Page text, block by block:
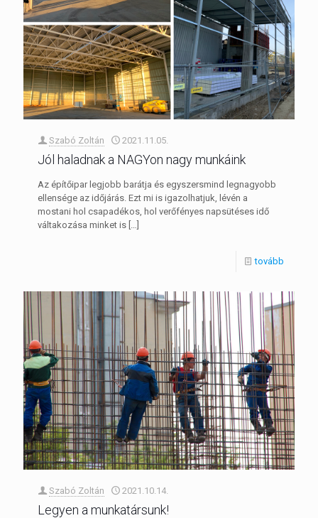
Szabó Zoltán 2021.11.05.
Jól haladnak a NAGYon nagy munkáink
Az építőipar legjobb barátja és egyszersmind legnagyobb
ellensége az időjárás. Ezt mi is igazolhatjuk, lévén a
mostani hol csapadékos, hol verőfényes napsütéses idő
váltakozása minket is […]
tovább
Szabó Zoltán 2021.10.14.
Legyen a munkatársunk!